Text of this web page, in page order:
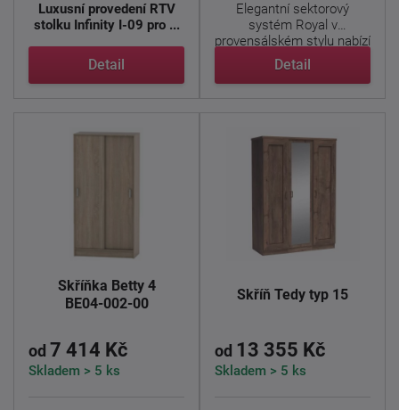
Luxusní provedení RTV
stolku Infinity I-09 pro ...
Detail
Elegantní sektorový
systém Royal v
provensálském stylu nabízí
prvky ...
Detail
Skříňka Betty 4
BE04-002-00
od 7 414 Kč
Skladem > 5 ks
Skříň Tedy typ 15
od 13 355 Kč
Skladem > 5 ks